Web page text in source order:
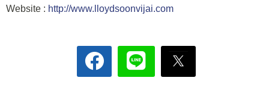
Website : http://www.lloydsoonvijai.com